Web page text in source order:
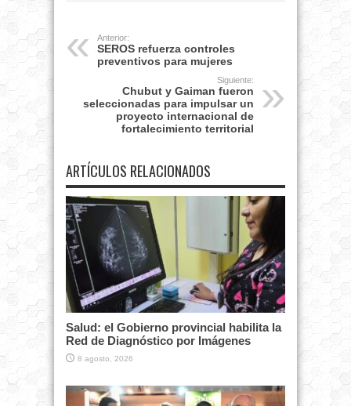
Anterior:
SEROS refuerza controles
preventivos para mujeres
Siguiente:
Chubut y Gaiman fueron
seleccionadas para impulsar un
proyecto internacional de
fortalecimiento territorial
ARTÍCULOS RELACIONADOS
Salud: el Gobierno provincial habilita la
Red de Diagnóstico por Imágenes
8 agosto, 2026